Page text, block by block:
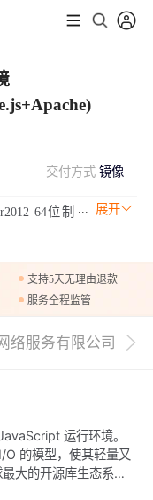
交付方式镜像
展开
64位制
支持5天无理由退款
服务全程监管
络服务有限公司
运行环境。
的模型，使其轻量又